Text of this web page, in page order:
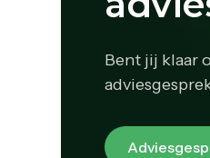
Bent jij klaar